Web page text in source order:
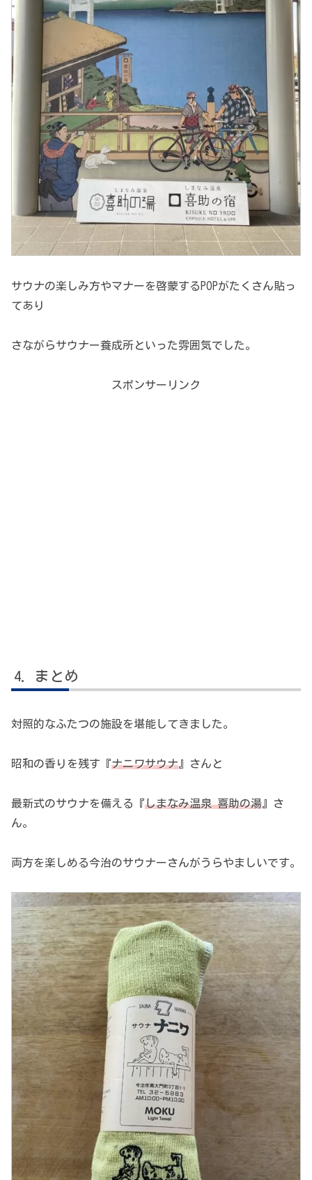
サウナの楽しみ方やマナーを啓蒙するPOPがたくさん貼っ
てあり
さながらサウナー養成所といった雰囲気でした。
スポンサーリンク
まとめ
対照的なふたつの施設を堪能してきました。
昭和の香りを残す『ナニワサウナ 』さんと
最新式のサウナを備える『しまなみ温泉 喜助の湯 』さ
ん。
両方を楽しめる今治のサウナーさんがうらやましいです。